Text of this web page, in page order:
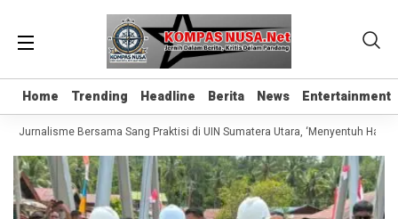
Home Trending Headline Berita News Entertainment
Home Trending Headline Berita News Entertainment
Jurnalisme Bersama Sang Praktisi di UIN Sumatera Utara, ‘Menyentuh Hati